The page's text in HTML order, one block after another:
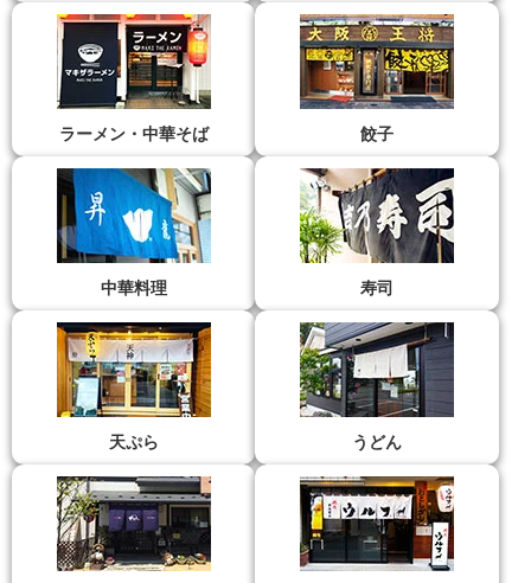
ラーメン・中華そば 餃子
中華料理 寿司
天ぷら うどん